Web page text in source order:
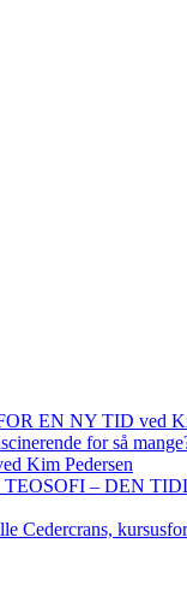
EN NY TID ved
for så
Kim Pedersen
TEOSOFI – DEN
Cedercrans,